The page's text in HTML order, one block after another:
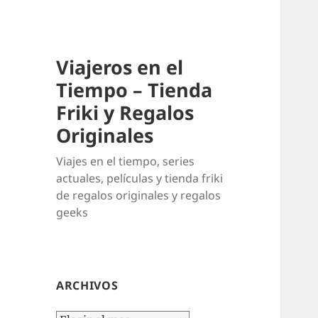
Viajeros en el
Tiempo – Tienda
Friki y Regalos
Originales
Viajes en el tiempo, series
actuales, películas y tienda friki
de regalos originales y regalos
geeks
ARCHIVOS